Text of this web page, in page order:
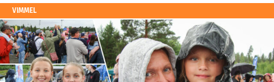
VIMMEL